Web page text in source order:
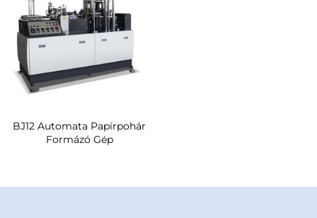
BJ12 Automata Papírpohár
Formázó Gép